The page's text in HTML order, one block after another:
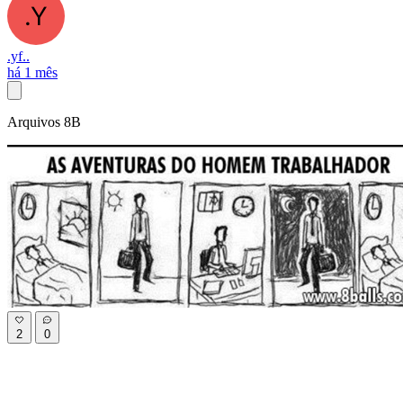
.yf..
há 1 mês
Arquivos 8B
2 0